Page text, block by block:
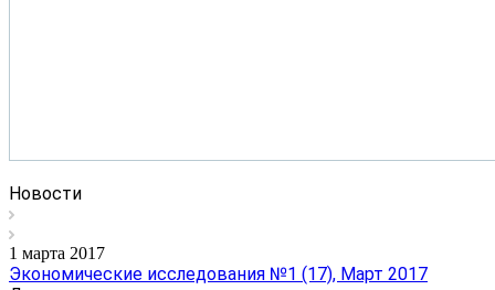
Новости
1 марта 2017
Экономические исследования №1 (17), Март 2017